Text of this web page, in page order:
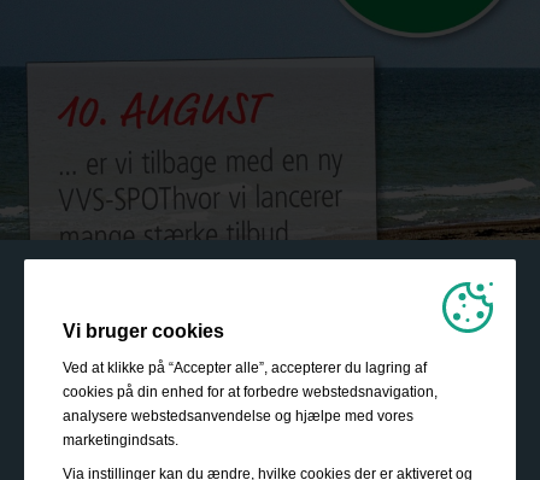
Vi bruger cookies
Ved at klikke på “Accepter alle”, accepterer du lagring af
cookies på din enhed for at forbedre webstedsnavigation,
analysere webstedsanvendelse og hjælpe med vores
marketingindsats.
Via instillinger kan du ændre, hvilke cookies der er aktiveret og